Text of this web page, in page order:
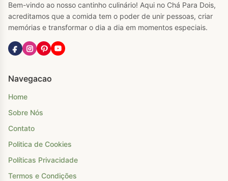
Bem-vindo ao nosso cantinho culinário! Aqui no Chá Para Dois,
acreditamos que a comida tem o poder de unir pessoas, criar
memórias e transformar o dia a dia em momentos especiais.
Navegacao
Home
Sobre Nós
Contato
Politica de Cookies
Políticas Privacidade
Termos e Condições